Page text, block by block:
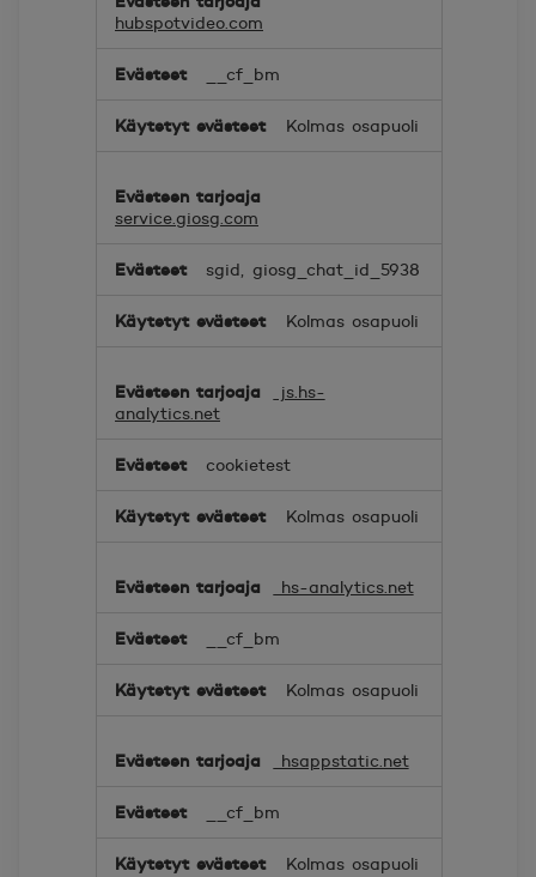
hubspotvideo.com
__cf_bm
Kolmas osapuoli
service.giosg.com
sgid, giosg_chat_id_5938
Kolmas osapuoli
js.hs-
analytics.net
cookietest
Kolmas osapuoli
hs-analytics.net
__cf_bm
Kolmas osapuoli
hsappstatic.net
__cf_bm
Kolmas osapuoli